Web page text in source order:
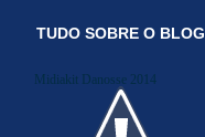
TUDO SOBRE O BLOG
Midiakit Danosse 2014